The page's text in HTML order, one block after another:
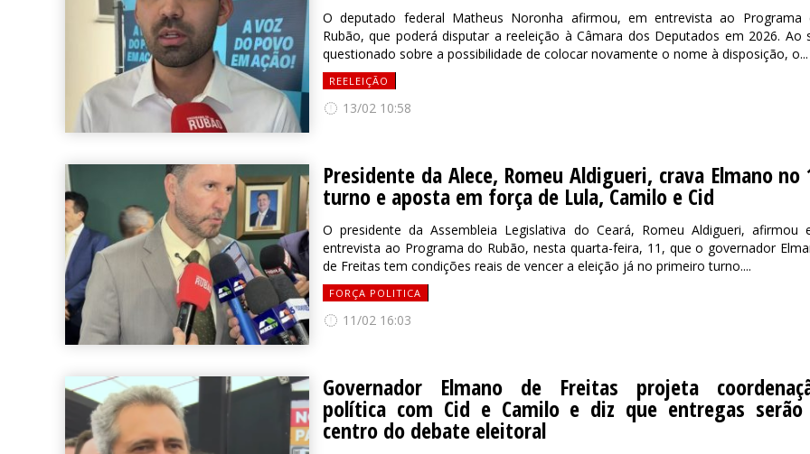
O deputado federal Matheus Noronha afirmou, em entrevista ao Programa
Rubão, que poderá disputar a reeleição à Câmara dos Deputados em 2026. Ao
questionado sobre a possibilidade de colocar novamente o nome à disposição, o...
REELEIÇÃO
13/02 10:58
Presidente da Alece, Romeu Aldigueri, crava Elmano no
turno e aposta em força de Lula, Camilo e Cid
O presidente da Assembleia Legislativa do Ceará, Romeu Aldigueri, afirmou
entrevista ao Programa do Rubão, nesta quarta-feira, 11, que o governador
de Freitas tem condições reais de vencer a eleição já no primeiro turno....
FORÇA POLITICA
11/02 16:03
Governador Elmano de Freitas projeta
política com Cid e Camilo e diz que entregas
centro do debate eleitoral